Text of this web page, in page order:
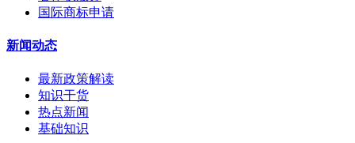
国际商标申请
新闻动态
最新政策解读
知识干货
热点新闻
基础知识